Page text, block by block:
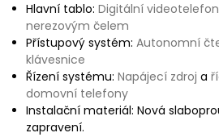
Hlavní tablo: Digitální
nerezovým čelem
Přístupový systém: Autonomní
klávesnice
Řízení systému: Napájecí zdroj a
domovní telefony
Instalační materiál: Nová
zapravení.